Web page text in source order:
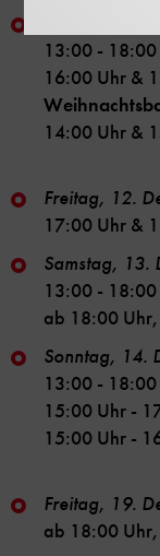
13:00 - 18:00
16:00 Uhr &
14:00 Uhr &
Freitag, 12.
17:00 Uhr &
Samstag, 13.
13:00 - 18:00
ab 18:00 Uhr,
Sonntag, 14.
13:00 - 18:00
15:00 Uhr -
15:00 Uhr -
Freitag, 19.
ab 18:00 Uhr,